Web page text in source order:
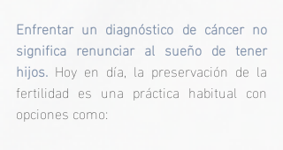
Enfrentar un diagnóstico de cáncer no
significa renunciar al sueño de tener
hijos. Hoy en día, la preservación de la
fertilidad es una práctica habitual con
opciones como: